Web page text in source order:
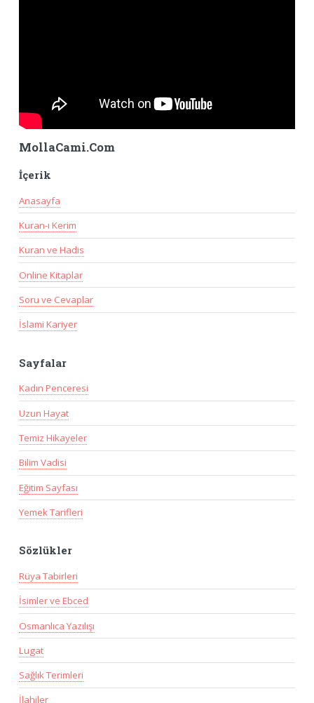
MollaCami.Com
İçerik
Anasayfa
Kuran-ı Kerim
Kuran ve Hadis
Online Kitaplar
Soru ve Cevaplar
İslami Kariyer
Sayfalar
Kadın Penceresi
Uzun Hayat
Temiz Hikayeler
Bilim Vadisi
Eğitim Sayfası
Yemek Tarifleri
Sözlükler
Rüya Tabirleri
İsimler ve Ebced
Osmanlıca Yazılışı
Lugat
Sağlık Terimleri
İlahiler